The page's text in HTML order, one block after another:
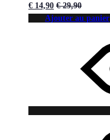
€ 14,90 €29,90
Ajouter au panier